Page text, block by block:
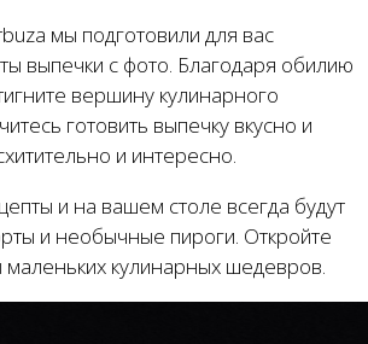
мы подготовили для вас
выпечки с фото. Благодаря обилию
вершину кулинарного
готовить выпечку вкусно и
и интересно.
и на вашем столе всегда будут
и необычные пироги. Откройте
маленьких кулинарных шедевров.